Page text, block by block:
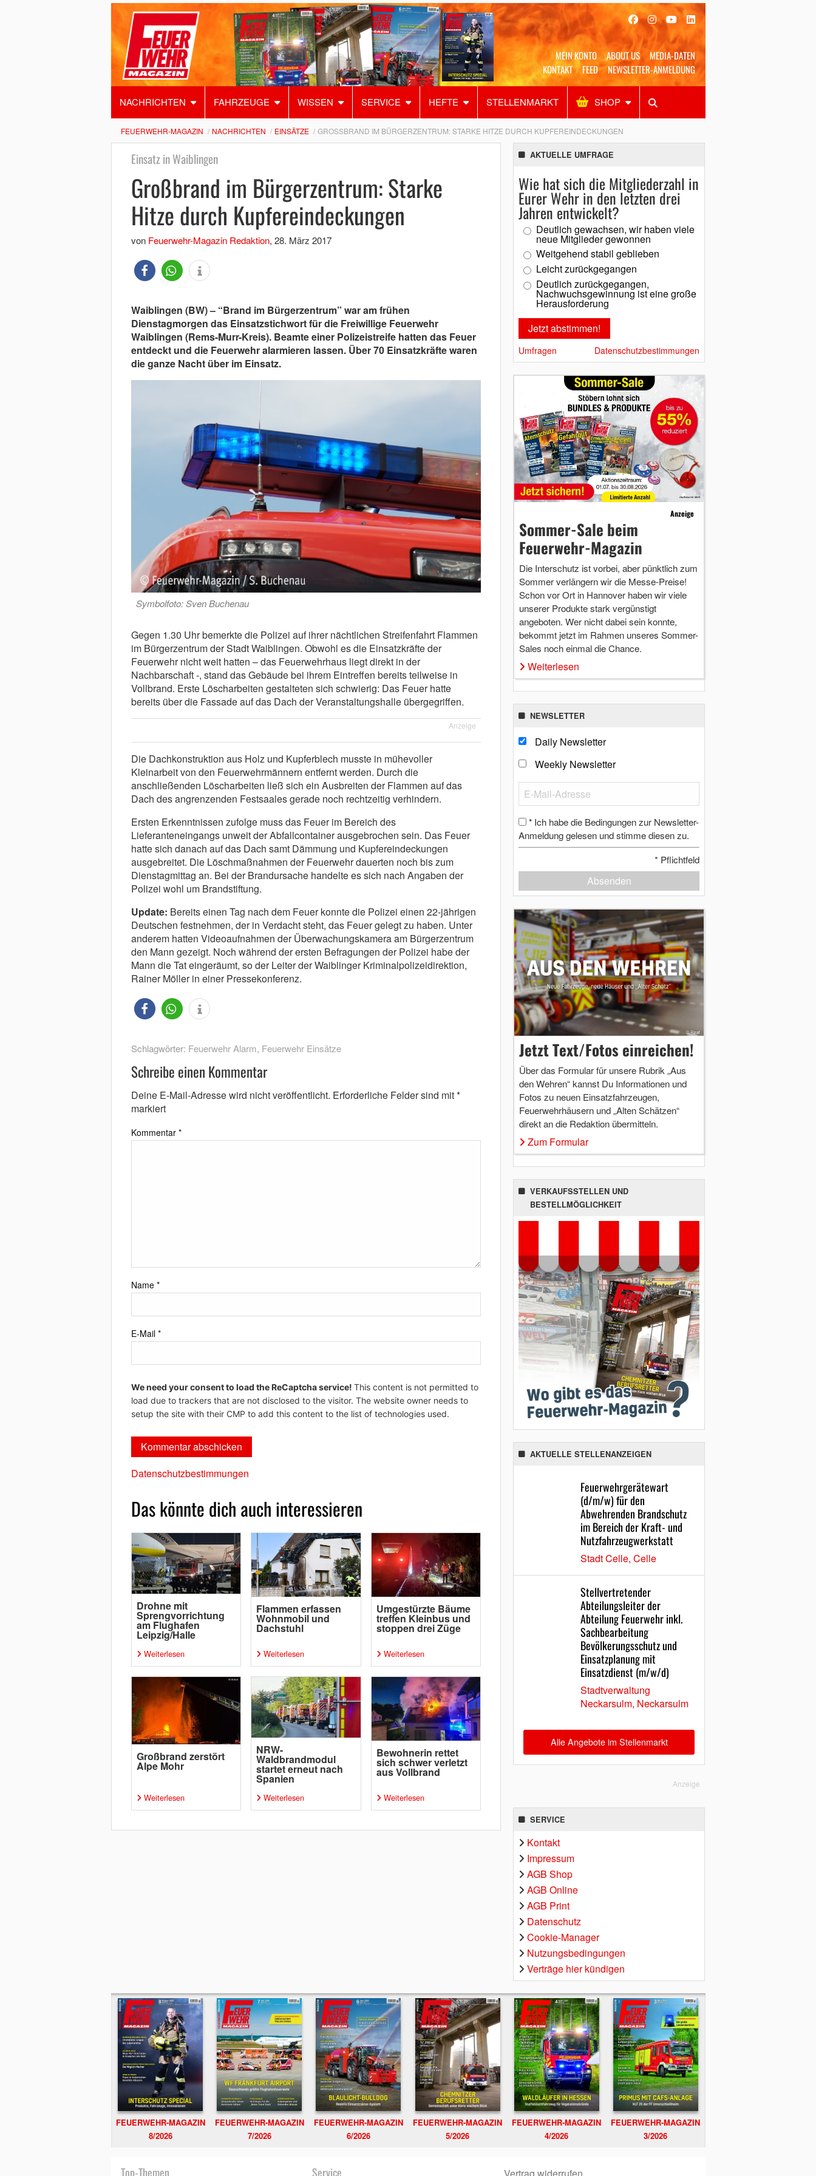
MEIN KONTO ABOUT US
MEDIA-DATEN
KONTAKT
FEED NEWSLETTER-ANMELDUNG
NACHRICHTEN FAHRZEUGE WISSEN SERVICE HEFTE STELLENMARKT SHOP
Alles Shop SUCHEN
FEUERWEHR-MAGAZIN NACHRICHTEN EINSÄTZE GROSSBRAND IM BÜRGERZENTRUM: STARKE HITZE DURCH KUPFEREINDECKUNGEN
Einsatz in Waiblingen
Großbrand im Bürgerzentrum: Starke
Hitze durch Kupfereindeckungen
von Feuerwehr-Magazin Redaktion, 28. März 2017
Waiblingen (BW) – “Brand im Bürgerzentrum” war am frühen
Dienstagmorgen das Einsatzstichwort für die Freiwillige Feuerwehr
Waiblingen (Rems-Murr-Kreis). Beamte einer Polizeistreife hatten das Feuer
entdeckt und die Feuerwehr alarmieren lassen. Über 70 Einsatzkräfte waren
die ganze Nacht über im Einsatz.
Symbolfoto: Sven Buchenau
Gegen 1.30 Uhr bemerkte die Polizei auf ihrer nächtlichen Streifenfahrt Flammen
im Bürgerzentrum der Stadt Waiblingen. Obwohl es die Einsatzkräfte der
Feuerwehr nicht weit hatten – das Feuerwehrhaus liegt direkt in der
Nachbarschaft -, stand das Gebäude bei ihrem Eintreffen bereits teilweise in
Vollbrand. Erste Löscharbeiten gestalteten sich schwierig: Das Feuer hatte
bereits über die Fassade auf das Dach der Veranstaltungshalle übergegriffen.
Anzeige
Die Dachkonstruktion aus Holz und Kupferblech musste in mühevoller
Kleinarbeit von den Feuerwehrmännern entfernt werden. Durch die
anschließenden Löscharbeiten ließ sich ein Ausbreiten der Flammen auf das
Dach des angrenzenden Festsaales gerade noch rechtzeitig verhindern.
Ersten Erkenntnissen zufolge muss das Feuer im Bereich des
Lieferanteneingangs unweit der Abfallcontainer ausgebrochen sein. Das Feuer
hatte sich danach auf das Dach samt Dämmung und Kupfereindeckungen
ausgebreitet. Die Löschmaßnahmen der Feuerwehr dauerten noch bis zum
Dienstagmittag an. Bei der Brandursache handelte es sich nach Angaben der
Polizei wohl um Brandstiftung.
Update: Bereits einen Tag nach dem Feuer konnte die Polizei einen 22-jährigen
Deutschen festnehmen, der in Verdacht steht, das Feuer gelegt zu haben. Unter
anderem hatten Videoaufnahmen der Überwachungskamera am Bürgerzentrum
den Mann gezeigt. Noch während der ersten Befragungen der Polizei habe der
Mann die Tat eingeräumt, so der Leiter der Waiblinger Kriminalpolizeidirektion,
Rainer Möller in einer Pressekonferenz.
Schlagwörter: Feuerwehr Alarm, Feuerwehr Einsätze
Schreibe einen Kommentar
Deine E-Mail-Adresse wird nicht veröffentlicht. Erforderliche Felder sind mit*
markiert
Kommentar *
Name *
E-Mail *
We need your consent to load the ReCaptcha service! This content is not permitted to
load due to trackers that are not disclosed to the visitor. The website owner needs to
setup the site with their CMP to add this content to the list of technologies used.
Datenschutzbestimmungen
Das könnte dich auch interessieren
Drohne mit
Sprengvorrichtung
am Flughafen
Leipzig/Halle
Weiterlesen
Flammen erfassen
Wohnmobil und
Dachstuhl
Weiterlesen
Umgestürzte Bäume
treffen Kleinbus und
stoppen drei Züge
Weiterlesen
Großbrand zerstört
Alpe Mohr
Weiterlesen
NRW-
Waldbrandmodul
startet erneut nach
Spanien
Weiterlesen
Bewohnerin rettet
sich schwer verletzt
aus Vollbrand
Weiterlesen
AKTUELLE UMFRAGE
Wie hat sich die Mitgliederzahl in
Eurer Wehr in den letzten drei
Jahren entwickelt?
Deutlich gewachsen, wir haben viele
neue Mitglieder gewonnen
Weitgehend stabil geblieben
Leicht zurückgegangen
Deutlich zurückgegangen,
Nachwuchsgewinnung ist eine große
Herausforderung
Umfragen Datenschutzbestimmungen
Anzeige
Sommer-Sale beim
Feuerwehr-Magazin
Die Interschutz ist vorbei, aber pünktlich zum
Sommer verlängern wir die Messe-Preise!
Schon vor Ort in Hannover haben wir viele
unserer Produkte stark vergünstigt
angeboten. Wer nicht dabei sein konnte,
bekommt jetzt im Rahmen unseres Sommer-
Sales noch einmal die Chance.
Weiterlesen
NEWSLETTER
Daily Newsletter
Weekly Newsletter
* Ich habe die Bedingungen zur Newsletter-
Anmeldung gelesen und stimme diesen zu.
* Pflichtfeld
Absenden
Jetzt Text/Fotos einreichen!
Über das Formular für unsere Rubrik „Aus
den Wehren“ kannst Du Informationen und
Fotos zu neuen Einsatzfahrzeugen,
Feuerwehrhäusern und „Alten Schätzen“
direkt an die Redaktion übermitteln.
Zum Formular
VERKAUFSSTELLEN UND
BESTELLMÖGLICHKEIT
AKTUELLE STELLENANZEIGEN
Feuerwehrgerätewart
(d/m/w) für den
Abwehrenden Brandschutz
im Bereich der Kraft- und
Nutzfahrzeugwerkstatt
Stadt Celle, Celle
Stellvertretender
Abteilungsleiter der
Abteilung Feuerwehr inkl.
Sachbearbeitung
Bevölkerungsschutz und
Einsatzplanung mit
Einsatzdienst (m/w/d)
Stadtverwaltung
Neckarsulm, Neckarsulm
Alle Angebote im Stellenmarkt
Anzeige
SERVICE
Kontakt
Impressum
AGB Shop
AGB Online
AGB Print
Datenschutz
Cookie-Manager
Nutzungsbedingungen
Verträge hier kündigen
FEUERWEHR-MAGAZIN
8/2026
FEUERWEHR-MAGAZIN
7/2026
FEUERWEHR-MAGAZIN
6/2026
FEUERWEHR-MAGAZIN
5/2026
FEUERWEHR-MAGAZIN
4/2026
FEUERWEHR-MAGAZIN
3/2026
Top-Themen Service